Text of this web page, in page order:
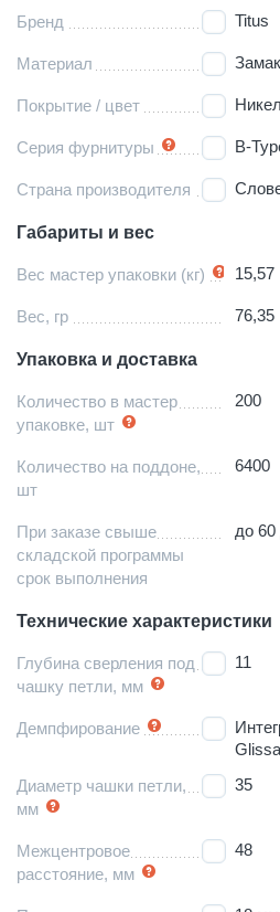
Бренд Titus
Материал
Покрытие / цвет
Серия фурнитуры B-
Страна производителя
Габариты и вес
Вес мастер упаковки (кг) 15,57
Вес, гр 76,35
Упаковка и доставка
Количество в мастер
упаковке, шт
200
Количество на поддоне,
шт
6400
При заказе свыше
складской программы
срок выполнения
до 60
Технические характеристики
Глубина сверления под
чашку петли, мм
11
Демпфирование
Диаметр чашки петли,
мм
35
Межцентровое
расстояние, мм
48